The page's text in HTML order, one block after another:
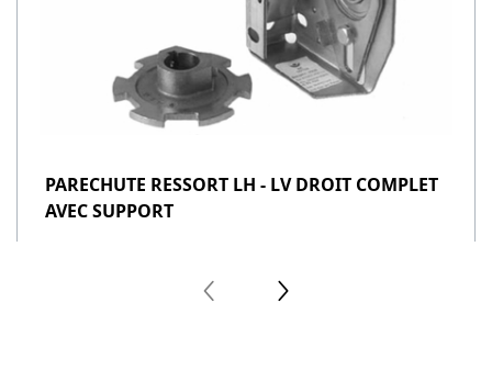
PARECHUTE RESSORT LH - LV DROIT COMPLET
AVEC SUPPORT